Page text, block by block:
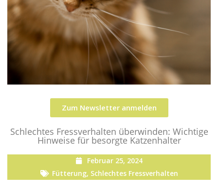
Zum Newsletter anmelden
Schlechtes Fressverhalten überwinden: Wichtige
Hinweise für besorgte Katzenhalter
Februar 25, 2024
Fütterung, Schlechtes Fressverhalten